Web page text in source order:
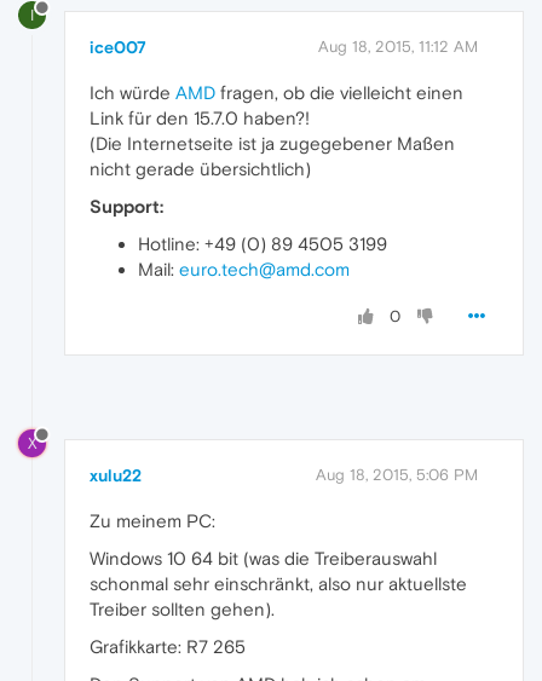
I
ice007 Aug 18, 2015, 11:12 AM
Ich würde AMD fragen, ob die vielleicht einen
Link für den 15.7.0 haben?!
(Die Internetseite ist ja zugegebener Maßen
nicht gerade übersichtlich)
Support:
Hotline: +49 (0) 89 4505 3199
Mail: euro.tech@amd.com
0
X
xulu22 Aug 18, 2015, 5:06 PM
Zu meinem PC:
Windows 10 64 bit (was die Treiberauswahl
schonmal sehr einschränkt, also nur aktuellste
Treiber sollten gehen).
Grafikkarte: R7 265